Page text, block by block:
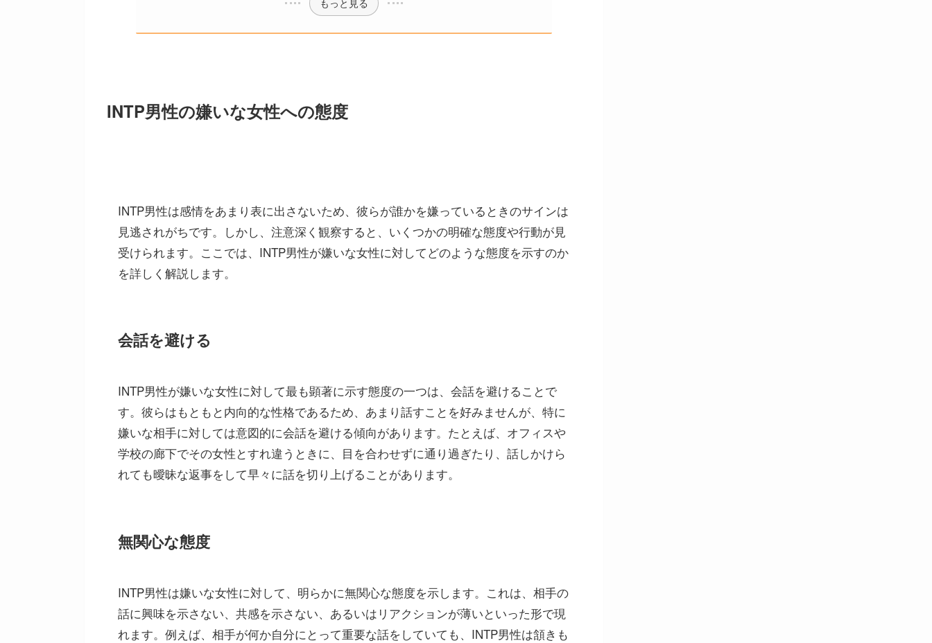
INTP男性の嫌いな女性への態度
INTP男性は感情をあまり表に出さないため、彼らが誰かを嫌っているときのサインは
見逃されがちです。しかし、注意深く観察すると、いくつかの明確な態度や行動が見
受けられます。ここでは、INTP男性が嫌いな女性に対してどのような態度を示すのか
を詳しく解説します。
会話を避ける
INTP男性が嫌いな女性に対して最も顕著に示す態度の一つは、会話を避けることで
す。彼らはもともと内向的な性格であるため、あまり話すことを好みませんが、特に
嫌いな相手に対しては意図的に会話を避ける傾向があります。たとえば、オフィスや
学校の廊下でその女性とすれ違うときに、目を合わせずに通り過ぎたり、話しかけら
れても曖昧な返事をして早々に話を切り上げることがあります。
無関心な態度
INTP男性は嫌いな女性に対して、明らかに無関心な態度を示します。これは、相手の
話に興味を示さない、共感を示さない、あるいはリアクションが薄いといった形で現
れます。例えば、相手が何か自分にとって重要な話をしていても、INTP男性は頷きも